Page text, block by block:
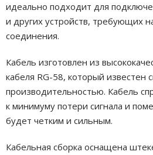
идеально подходит для
и других устройств, требующих
соединения.
Кабель изготовлен из
кабеля RG-58, который известен
производительностью. Кабель
к минимуму потери сигнала и
будет четким и сильным.
Кабельная сборка оснащена